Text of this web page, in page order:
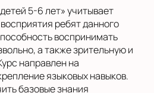
5-6 лет» учитывает
ребят данного
воспринимать
а также зрительную и
направлен на
языковых навыков.
базовые знания